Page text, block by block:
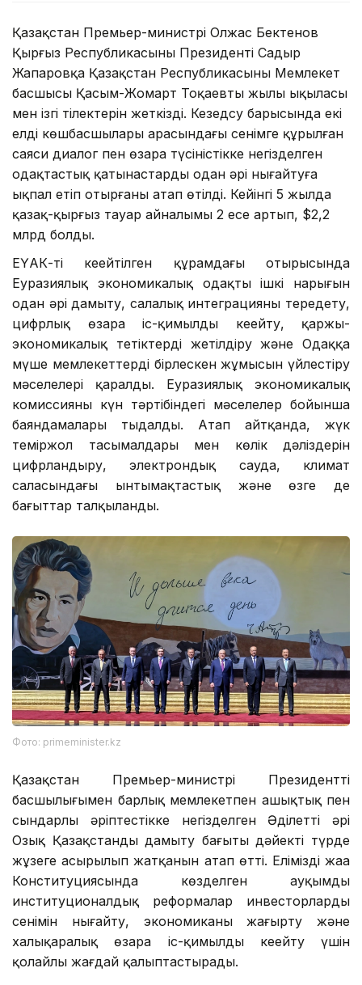
Қазақстан Премьер-министрі Олжас Бектенов
Қырғыз Республикасының Президенті Садыр
Жапаровқа Қазақстан Республикасының Мемлекет
басшысы Қасым-Жомарт Тоқаевтың жылы ықыласы
мен ізгі тілектерін жеткізді. Кезедсу барысында екі
елдің көшбасшылары арасындағы сенімге құрылған
саяси диалог пен өзара түсіністікке негізделген
одақтастық қатынастарды одан әрі нығайтуға
ықпал етіп отырғаны атап өтілді. Кейінгі 5 жылда
қазақ-қырғыз тауар айналымы 2 есе артып, $2,2
млрд болды.
ЕҮАК-тің кеңейтілген құрамдағы отырысында
Еуразиялық экономикалық одақтың ішкі нарығын
одан әрі дамыту, салалық интеграцияны тереңдету,
цифрлық өзара іс-қимылды кеңейту, қаржы-
экономикалық тетіктерді жетілдіру және Одаққа
мүше мемлекеттердің бірлескен жұмысын үйлестіру
мәселелері қаралды. Еуразиялық экономикалық
комиссияның күн тәртібіндегі мәселелер бойынша
баяндамалары тыңдалды. Атап айтқанда, жүк
теміржол тасымалдары мен көлік дәліздерін
цифрландыру, электрондық сауда, климат
саласындағы ынтымақтастық және өзге де
бағыттар талқыланды.
Фото: primeminister.kz
Қазақстан Премьер-министрі Президенттің
басшылығымен барлық мемлекетпен ашықтық пен
сындарлы әріптестікке негізделген Әділетті әрі
Озық Қазақстанды дамыту бағыты дәйекті түрде
жұзеге асырылып жатқанын атап өтті. Еліміздің жаңа
Конституциясында көзделген ауқымды
институционалдық реформалар инвесторлардың
сенімін нығайту, экономиканы жаңғырту және
халықаралық өзара іс-қимылды кеңейту үшін
қолайлы жағдай қалыптастырады.